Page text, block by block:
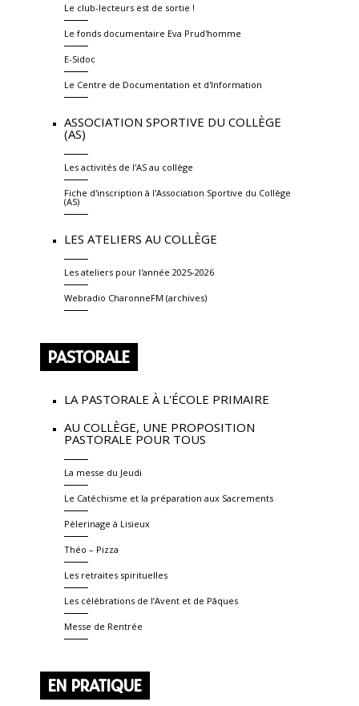
Le club-lecteurs est de sortie !
Le fonds documentaire Eva Prud'homme
E-Sidoc
Le Centre de Documentation et d'Information
ASSOCIATION SPORTIVE DU COLLÈGE
(AS)
Les activités de l'AS au collège
Fiche d'inscription à l'Association Sportive du Collège
(AS)
LES ATELIERS AU COLLÈGE
Les ateliers pour l'année 2025-2026
Webradio CharonneFM (archives)
PASTORALE
LA PASTORALE À L'ÉCOLE PRIMAIRE
AU COLLÈGE, UNE PROPOSITION
PASTORALE POUR TOUS
La messe du Jeudi
Le Catéchisme et la préparation aux Sacrements
Pèlerinage à Lisieux
Théo – Pizza
Les retraites spirituelles
Les célébrations de l’Avent et de Pâques
Messe de Rentrée
EN PRATIQUE